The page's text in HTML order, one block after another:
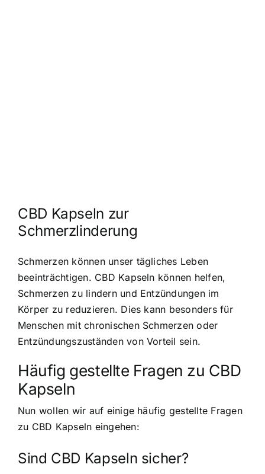
CBD Kapseln zur
Schmerzlinderung
Schmerzen können unser tägliches Leben
beeinträchtigen. CBD Kapseln können helfen,
Schmerzen zu lindern und Entzündungen im
Körper zu reduzieren. Dies kann besonders für
Menschen mit chronischen Schmerzen oder
Entzündungszuständen von Vorteil sein.
Häufig gestellte Fragen zu CBD
Kapseln
Nun wollen wir auf einige häufig gestellte Fragen
zu CBD Kapseln eingehen:
Sind CBD Kapseln sicher?